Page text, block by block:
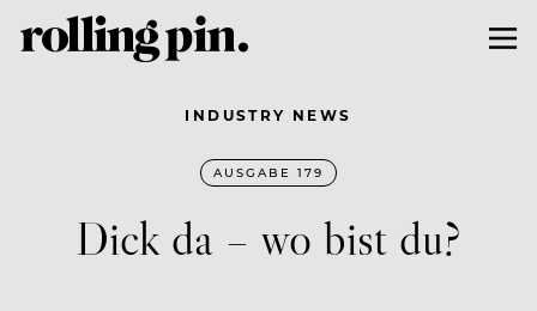
INDUSTRY NEWS
AUSGABE 179
Dick da – wo bist du?